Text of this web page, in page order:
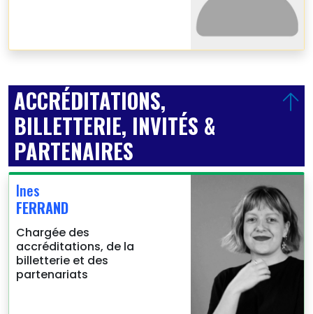
ACCRÉDITATIONS,
BILLETTERIE, INVITÉS &
PARTENAIRES
Ines
FERRAND
Chargée des
accréditations, de la
billetterie et des
partenariats